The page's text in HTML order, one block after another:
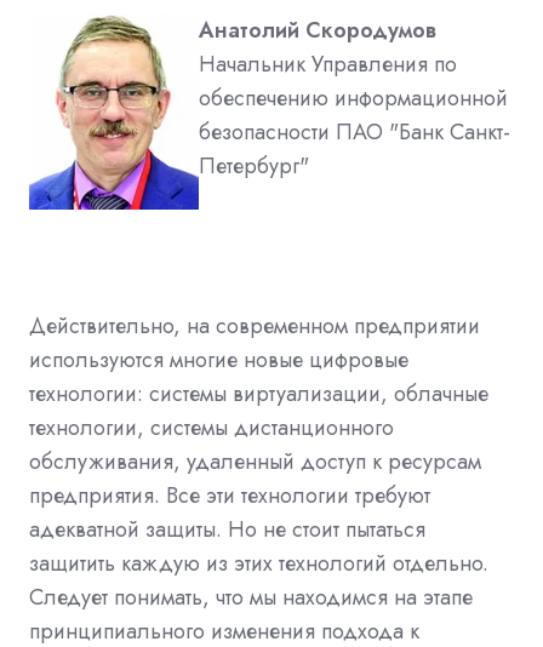
Анатолий Скородумов
Начальник Управления по
обеспечению информационной
безопасности ПАО "Банк Санкт-
Петербург"
Действительно, на современном предприятии
используются многие новые цифровые
технологии: системы виртуализации, облачные
технологии, системы дистанционного
обслуживания, удаленный доступ к ресурсам
предприятия. Все эти технологии требуют
адекватной защиты. Но не стоит пытаться
защитить каждую из этих технологий отдельно.
Следует понимать, что мы находимся на этапе
принципиального изменения подхода к